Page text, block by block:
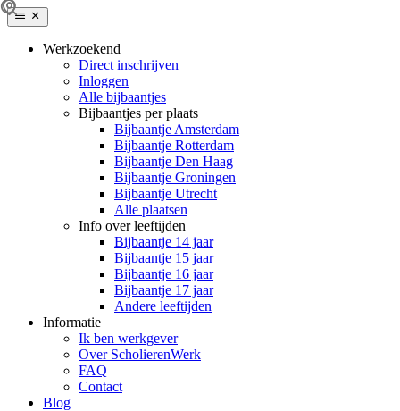
Werkzoekend
Direct inschrijven
Inloggen
Alle bijbaantjes
Bijbaantjes per plaats
Bijbaantje Amsterdam
Bijbaantje Rotterdam
Bijbaantje Den Haag
Bijbaantje Groningen
Bijbaantje Utrecht
Alle plaatsen
Info over leeftijden
Bijbaantje 14 jaar
Bijbaantje 15 jaar
Bijbaantje 16 jaar
Bijbaantje 17 jaar
Andere leeftijden
Informatie
Ik ben werkgever
Over ScholierenWerk
FAQ
Contact
Blog